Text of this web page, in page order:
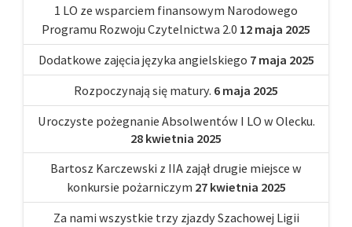
1 LO ze wsparciem finansowym Narodowego
Programu Rozwoju Czytelnictwa 2.0 12 maja 2025
Dodatkowe zajęcia języka angielskiego 7 maja 2025
Rozpoczynają się matury. 6 maja 2025
Uroczyste pożegnanie Absolwentów I LO w Olecku.
28 kwietnia 2025
Bartosz Karczewski z IIA zajął drugie miejsce w
konkursie pożarniczym 27 kwietnia 2025
Za nami wszystkie trzy zjazdy Szachowej Ligii